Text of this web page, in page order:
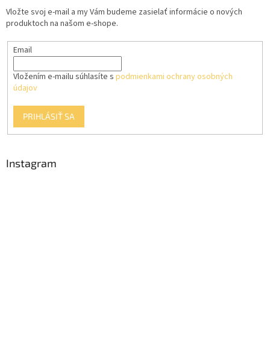
Vložte svoj e-mail a my Vám budeme zasielať informácie o nových
produktoch na našom e-shope.
Email
Vložením e-mailu súhlasíte s podmienkami ochrany osobných
údajov
PRIHLÁSIŤ SA
Instagram